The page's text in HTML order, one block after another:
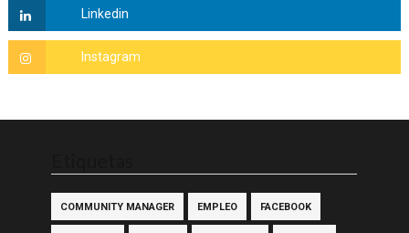
COMMUNITY MANAGER EMPLEO FACEBOOK